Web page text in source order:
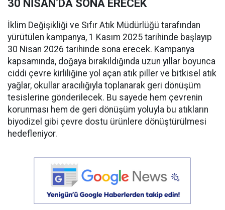
30 NİSAN’DA SONA ERECEK
İklim Değişikliği ve Sıfır Atık Müdürlüğü tarafından
yürütülen kampanya, 1 Kasım 2025 tarihinde başlayıp
30 Nisan 2026 tarihinde sona erecek. Kampanya
kapsamında, doğaya bırakıldığında uzun yıllar boyunca
ciddi çevre kirliliğine yol açan atık piller ve bitkisel atık
yağlar, okullar aracılığıyla toplanarak geri dönüşüm
tesislerine gönderilecek. Bu sayede hem çevrenin
korunması hem de geri dönüşüm yoluyla bu atıkların
biyodizel gibi çevre dostu ürünlere dönüştürülmesi
hedefleniyor.